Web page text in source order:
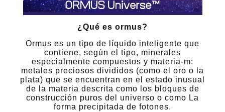
¿Qué es ormus?
Ormus es un tipo de líquido inteligente que
contiene, según el tipo, minerales
especialmente compuestos y materia-m:
metales preciosos divididos (como el oro o la
plata) que se encuentran en el estado inusual
de la materia descrita como los bloques de
construcción puros del universo o como La
forma precipitada de fotones.